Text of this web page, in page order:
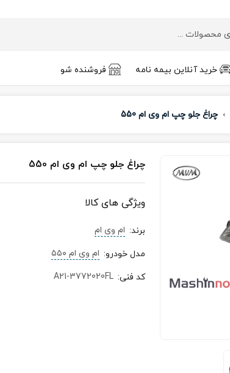
خرید آنلاین بیمه نامه فروشنده شو
چراغ جلو چپ ام وی ام 550
چراغ جلو چپ ام وی ام 550
ویژگی های کالا
برند: ام وی ام
مدل خودرو: ام‌ وی‌ ام ۵۵۰
کد فنی:
A21-3772020FL